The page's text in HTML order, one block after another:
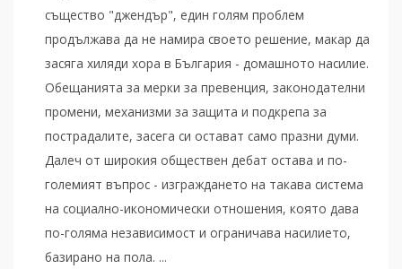
същество "джендър", един голям проблем
продължава да не намира своето решение, макар да
засяга хиляди хора в България - домашното насилие.
Обещанията за мерки за превенция, законодателни
промени, механизми за защита и подкрепа за
пострадалите, засега си остават само празни думи.
Далеч от широкия обществен дебат остава и по-
големият въпрос - изграждането на такава система
на социално-икономически отношения, която дава
по-голяма независимост и ограничава насилието,
базирано на пола. ...